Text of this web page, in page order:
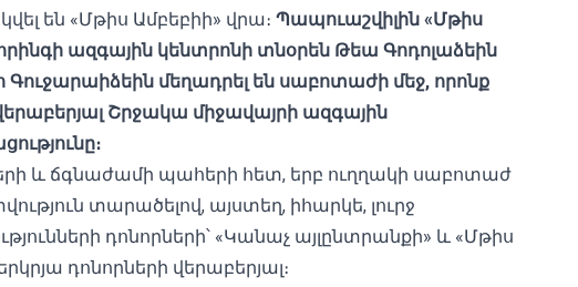
են «Մթիս Ամբեբիի» վրա։ Պապուաշվիլին «Մթիս
ազգային կենտրոնի տնօրեն Թեա Գոդոլաձեին
մեղադրել են սաբոտաժի մեջ, որոնք
Շրջակա միջավայրի ազգային
և ճգնաժամի պահերի հետ, երբ ուղղակի սաբոտաժ
տարածելով, այստեղ, իհարկե, լուրջ
դոնորների՝ «Կանաչ այլընտրանքի» և «Մթիս
դոնորների վերաբերյալ։